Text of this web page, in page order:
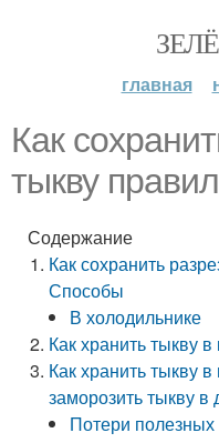
главная
Как
тыкву
Содержание
Как сохранить
Способы
В холодильнике
Как хранить тыкву
Как хранить тыкву
заморозить тыкву
Потери полезных